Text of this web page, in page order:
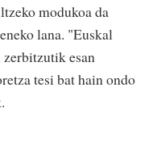
modukoa da
lana. "Euskal
esan
tesi bat hain ondo